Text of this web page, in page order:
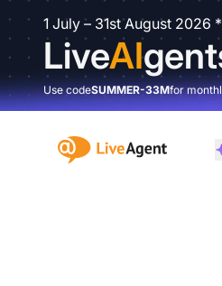
1 July – 31st August 2026
LiveAI
Use codeSUMMER-33Mfor
:site.title